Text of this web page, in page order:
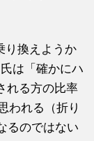
り換えようか
は「確かにハ
れる方の比率
われる（折り
るのではない